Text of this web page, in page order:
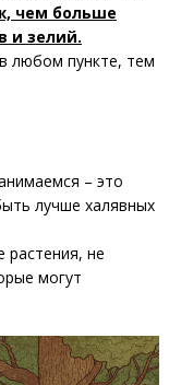
чем больше
и зелий.
любом пункте, тем
– это
лучше халявных
не
могут